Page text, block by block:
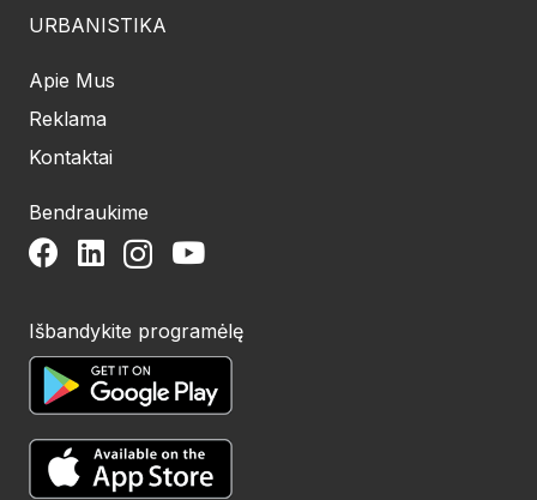
URBANISTIKA
Apie Mus
Reklama
Kontaktai
Bendraukime
Išbandykite programėlę